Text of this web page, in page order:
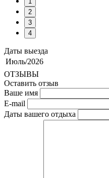
2
3
4
Даты выезда
Июль/2026
ОТЗЫВЫ
Оставить отзыв
Ваше имя
E-mail
Даты вашего отдыха